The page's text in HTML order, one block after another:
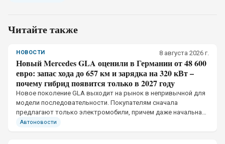
Читайте также
НОВОСТИ 8 августа 2026 г.
Новый Mercedes GLA оценили в Германии от 48 600
евро: запас хода до 657 км и зарядка на 320 кВт –
почему гибрид появится только в 2027 году
Новое поколение GLA выходит на рынок в непривычной для
модели последовательности. Покупателям сначала
предлагают только электромобили, причем даже начальная
версия получила отдельную тяговую батарею и собственное
Автоновости